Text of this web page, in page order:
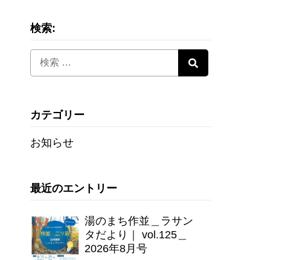
検索:
カテゴリー
お知らせ
最近のエントリー
湯のまち作並＿ラサン
タだより｜ vol.125＿
2026年8月号